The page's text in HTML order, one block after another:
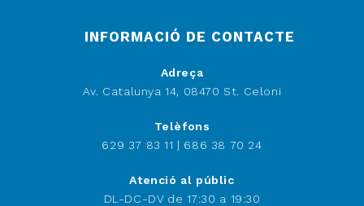
INFORMACIÓ DE CONTACTE
Adreça
Av. Catalunya 14, 08470 St. Celoni
Telèfons
629 37 83 11 | 686 38 70 24
Atenció al públic
DL-DC-DV de 17:30 a 19:30